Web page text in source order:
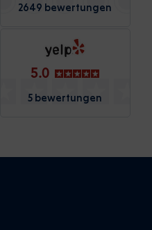
2649 bewertungen
5.0
5 bewertungen